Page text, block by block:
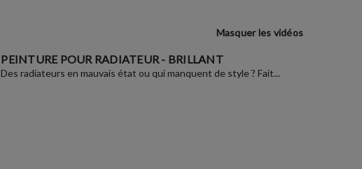
Masquer les vidéos
PEINTURE POUR RADIATEUR - BRILLANT
Des radiateurs en mauvais état ou qui manquent de style ? Fait...